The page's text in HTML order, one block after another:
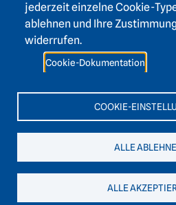
jederzeit einzelne Cookie-
ablehnen und Ihre
widerrufen.
Cookie-Dokumentation
COOKIE-
ALLE
ALLE
Footer area two
Login Intranet
Presse
Förderverein
Kontakt
Barrierefreiheit
Leichte Sprache